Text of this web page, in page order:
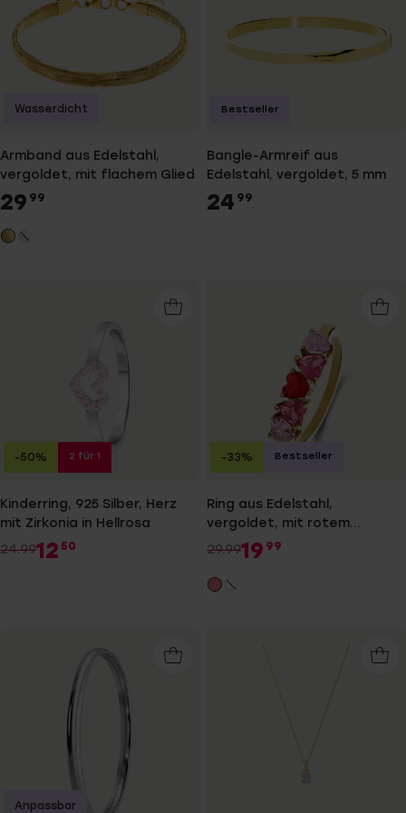
Armband aus Edelstahl,
vergoldet, mit flachem Glied
29 99
Wasserdicht
Bangle-Armreif aus
Edelstahl, vergoldet, 5 mm
24 99
Bestseller
Kinderring, 925 Silber, Herz
mit Zirkonia in Hellrosa
24.9912 50
-50% 2 für 1
Ring aus Edelstahl,
vergoldet, mit rotem
Zirkonia, Herz
29.9919 99
-33% Bestseller
Anpassbar